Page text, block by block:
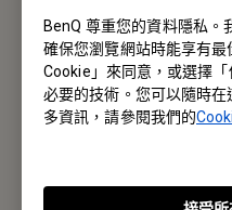
BenQ 尊重您的資料隱私。
確保您瀏覽網站時能享有
Cookie」來同意，或選擇
必要的技術。您可以隨時
多資訊，請參閱我們的
聯